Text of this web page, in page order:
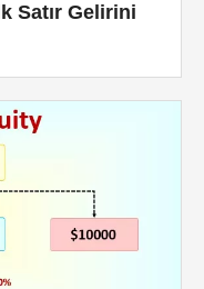
Satır Gelirini